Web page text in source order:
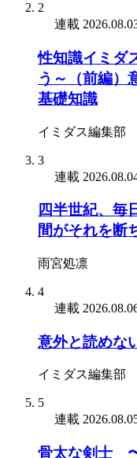
2
連載
性知識イミダ
う～（前編）
基礎知識
イミダス編集部
3
連載
四半世紀、毎
間がそれを断
雨宮処凛
4
連載
意外と読めな
イミダス編集部
5
連載
骨太な剣士